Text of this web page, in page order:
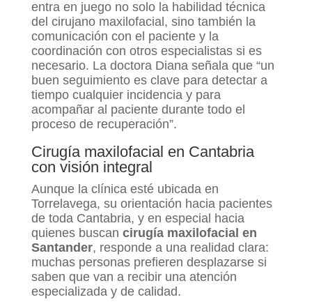
entra en juego no solo la habilidad técnica
del cirujano maxilofacial, sino también la
comunicación con el paciente y la
coordinación con otros especialistas si es
necesario. La doctora Diana señala que “un
buen seguimiento es clave para detectar a
tiempo cualquier incidencia y para
acompañar al paciente durante todo el
proceso de recuperación”.
Cirugía maxilofacial en Cantabria
con visión integral
Aunque la clínica esté ubicada en
Torrelavega, su orientación hacia pacientes
de toda Cantabria, y en especial hacia
quienes buscan cirugía maxilofacial en
Santander, responde a una realidad clara:
muchas personas prefieren desplazarse si
saben que van a recibir una atención
especializada y de calidad.